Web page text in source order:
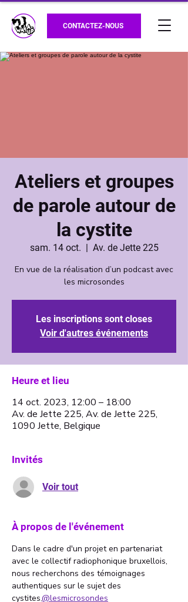
CONTACTEZ-NOUS
Ateliers et groupes
de parole autour de
la cystite
sam. 14 oct.
  |
Av. de Jette 225
En vue de la réalisation d’un podcast avec
les microsondes
Les inscriptions sont closes
Voir d'autres événements
Heure et lieu
14 oct. 2023, 12:00 – 18:00
Av. de Jette 225, Av. de Jette 225,
1090 Jette, Belgique
Invités
Voir tout
À propos de l'événement
Dans le cadre d'un projet en partenariat
avec le collectif radiophonique bruxellois,
nous recherchons des témoignages
authentiques sur le sujet des
cystites.@lesmicrosondes